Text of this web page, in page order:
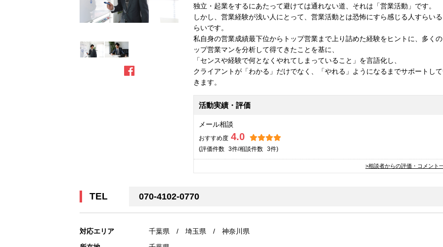
独立・起業をするにあたって避けては通れない道、それは「営業活動」です。
しかし、営業経験が浅い人にとって、営業活動とは恐怖にすら感じる人すらい
らいです。
私自身の営業成績最下位からトップ営業まで上り詰めた経験をヒントに、多くの
ップ営業マンを分析して得てきたことを基に、
「センスや経験で何となくやれてしまっていること」を言語化し、
クライアントが「わかる」だけでなく、「やれる」ようになるまでサポートし
きます。
活動実績・評価
メール相談
おすすめ度 4.0
(評価件数 3件/相談件数 3件)
>相談者からの評価・コメント
TEL 070-4102-0770
対応エリア
千葉県 / 埼玉県 / 神奈川県